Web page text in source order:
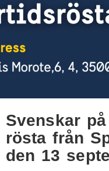
Svenskar
rösta från
den 13